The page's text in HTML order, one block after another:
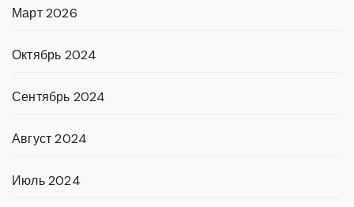
Март 2026
Октябрь 2024
Сентябрь 2024
Август 2024
Июль 2024